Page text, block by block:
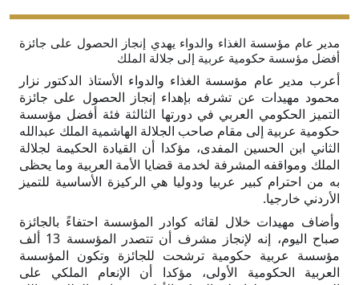
مدير عام مؤسسة الغذاء والدواء يهدي إنجاز الحصول على جائزة
أفضل مؤسسة حكومية عربية إلى جلالة الملك
أعرب مدير عام مؤسسة الغذاء والدواء الأستاذ الدكتور نزار
محمود مهيدات عن تشرفه بإهداء إنجاز الحصول على جائزة
التميز الحكومي العربي في دورتها الثالثة فئة أفضل مؤسسة
حكومية عربية إلى مقام صاحب الجلالة الهاشمية الملك عبدالله
الثاني ابن الحسين المفدى، مؤكدا أن القيادة الحكيمة لجلالة
الملك ومواقفه المشرفة لخدمة قضايا الأمة العربية وما يحظى
به من احترام كبير عربيا ودوليا هي الركيزة الأساسية للتميز
الأردني خارجيا.
وأضاف مهيدات خلال لقائه كوادر المؤسسة احتفاءً بالجائزة
صباح اليوم، إنه لإنجاز مشرف أن تتصدر المؤسسة 13 ألف
مؤسسة عربية حكومية ترشحت للجائزة وتكون المؤسسة
العربية الحكومية الأولى، مؤكدا أن الإنعام الملكي على